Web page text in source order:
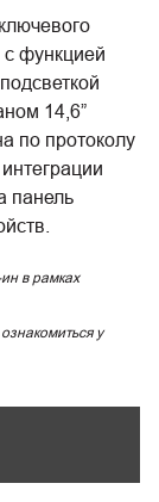
с функцией
14,6”
по протоколу
панель
в рамках
у